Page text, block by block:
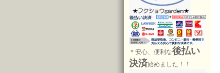
＊安心、便利な後払い
決済始めました！！